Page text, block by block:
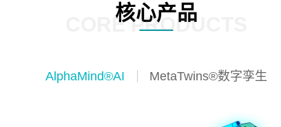
核心产品
CORE PRODUCTS
AlphaMind®AI MetaTwins®数字孪生